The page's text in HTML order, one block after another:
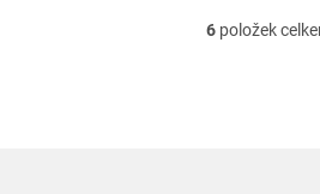
O
6položek